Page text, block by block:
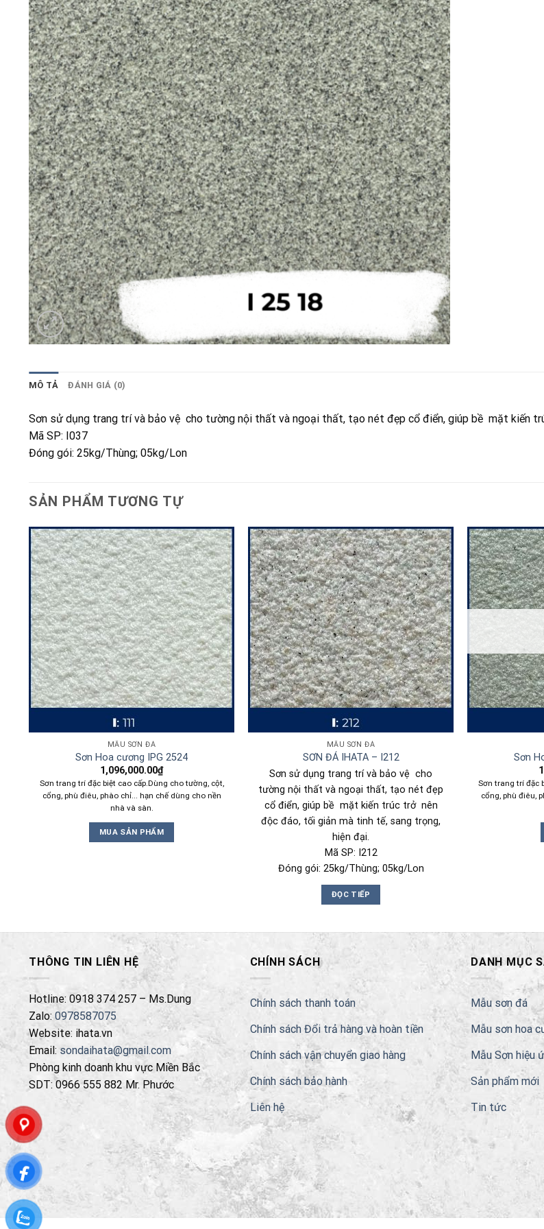
MÔ TẢ ĐÁNH GIÁ (0)
Sơn sử dụng trang trí và bảo vệ cho tường nội thất và ngoại thất, tạo nét đẹp cổ điển, giúp bề mặt kiến
Mã SP: I037
Đóng gói: 25kg/Thùng; 05kg/Lon
SẢN PHẨM TƯƠNG TỰ
MẪU SƠN ĐÁ
Sơn Hoa cương IPG 2524
1,096,000.00₫
Sơn trang trí đặc biệt cao cấp.Dùng cho tường, cột,
cổng, phù điêu, phào chỉ... hạn chế dùng cho nền
nhà và sàn.
MUA SẢN PHẨM
MẪU SƠN ĐÁ
SƠN ĐÁ IHATA – I212
Sơn sử dụng trang trí và bảo vệ cho
tường nội thất và ngoại thất, tạo nét đẹp
cổ điển, giúp bề mặt kiến trúc trở nên
độc đáo, tối giản mà tinh tế, sang trọng,
hiện đại.
Mã SP: I212
Đóng gói: 25kg/Thùng; 05kg/Lon
ĐỌC TIẾP
Sơn
Sơn trang trí đặc
cổng, phù điêu,
THÔNG TIN LIÊN HỆ
Hotline: 0918 374 257 – Ms.Dung
Zalo:0978587075
Website: ihata.vn
Email: sondaihata@gmail.com
Phòng kinh doanh khu vực Miền Bắc
SDT: 0966 555 882 Mr. Phước
CHÍNH SÁCH
Chính sách thanh toán
Chính sách Đổi trả hàng và hoàn tiền
Chính sách vận chuyển giao hàng
Chính sách bảo hành
Liên hệ
DANH MỤC
Mẫu sơn đá
Mẫu sơn hoa
Mẫu Sơn hiệu
Sản phẩm mới
Tin tức